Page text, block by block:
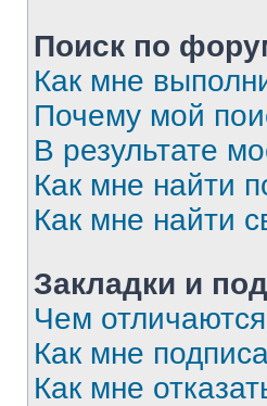
Поиск по
Как мне
Почему мой
В результате
Как мне найти
Как мне найти
Закладки и
Чем
Как мне
Как мне